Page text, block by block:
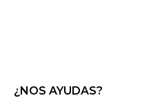
¿NOS AYUDAS?